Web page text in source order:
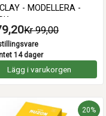
- MODELLERA -
Kr 99,00
14 dager
Lägg i varukorgen
20%